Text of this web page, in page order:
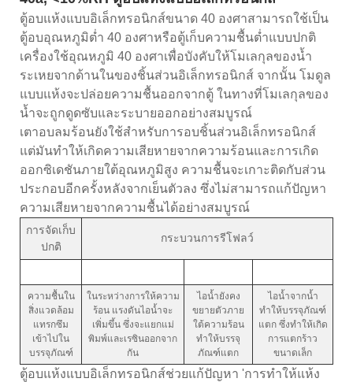
ตู้อบแห้งแบบอิเล็กทรอนิกส์ขนาด 40 องศาสามารถใช้เป็น
ตู้อบอุณหภูมิต่ำ 40 องศาหรือตู้เก็บความชื้นต่ำแบบปกติ
เครื่องใช้อุณหภูมิ 40 องศาเพื่อบังคับให้โมเลกุลของน้ำ
ระเหยจากด้านในของชิ้นส่วนอิเล็กทรอนิกส์ จากนั้น โมดูล
แบบแห้งจะปล่อยความชื้นออกจากตู้ ในทางที่โมเลกุลของ
น้ำจะถูกดูดซับและระบายออกอย่างสมบูรณ์
เตาอบลมร้อนยังใช้สำหรับการอบชิ้นส่วนอิเล็กทรอนิกส์
แต่มันทำให้เกิดความเสียหายจากความร้อนและการเกิด
ออกซิเดชันภายใต้อุณหภูมิสูง ความชื้นจะเกาะติดกับส่วน
ประกอบอีกครั้งหลังจากเย็นตัวลง ซึ่งไม่สามารถแก้ปัญหา
ความเสียหายจากความชื้นได้อย่างสมบูรณ์
การจัดเก็บ
ปกติ
กระบวนการรีโฟลว์
ความชื้นใน
สิ่งแวดล้อม
แทรกซึม
เข้าไปใน
บรรจุภัณฑ์
ในระหว่างการให้ความ
ร้อน แรงดันไอน้ำจะ
เพิ่มขึ้น ซึ่งจะแยกแม่
พิมพ์และเรซินออกจาก
กัน
ไอน้ำยังคง
ขยายตัวภาย
ใต้ความร้อน
ทำให้บรรจุ
ภัณฑ์แตก
ไอน้ำจากน้ำ
ทำให้บรรจุภัณฑ์
แตก ซึ่งทำให้เกิด
การแตกร้าว
ขนาดเล็ก
ตู้อบแห้งแบบอิเล็กทรอนิกส์ช่วยแก้ปัญหา 'การทำให้แห้ง